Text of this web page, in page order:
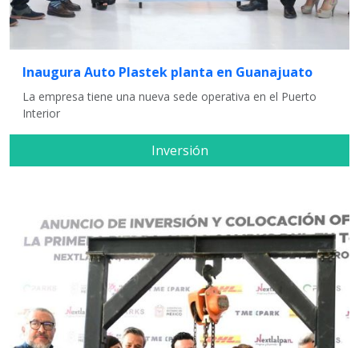
Inaugura Auto Plastek planta en Guanajuato
La empresa tiene una nueva sede operativa en el Puerto
Interior
Inversión